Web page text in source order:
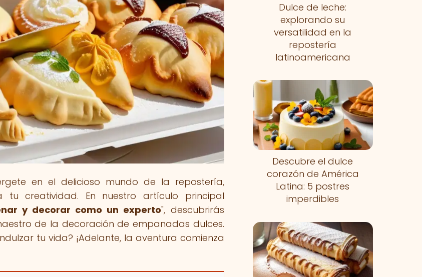
en el delicioso mundo de la repostería,
creatividad. En nuestro artículo principal
y decorar como un experto", descubrirás
de la decoración de empanadas dulces.
tu vida? ¡Adelante, la aventura comienza
Dulce de leche:
explorando su
versatilidad en la
repostería
latinoamericana
Descubre el dulce
corazón de América
Latina: 5 postres
imperdibles